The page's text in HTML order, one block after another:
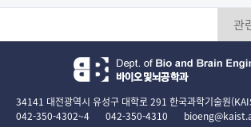
34141 대전광역시 유성구 대학로 291 한국과학기술원
042-350-4302~4
042-350-4310